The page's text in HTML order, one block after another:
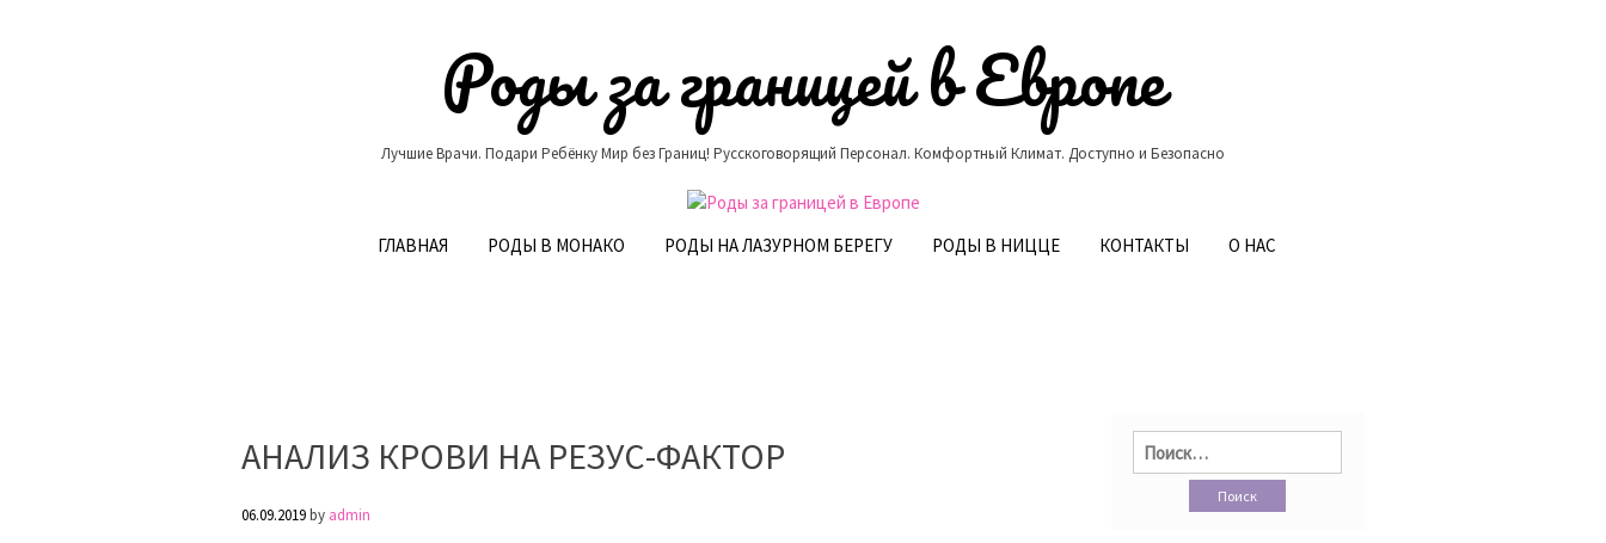
Роды за границей в Европе
Лучшие Врачи. Подари Ребёнку Мир без Границ! Русскоговорящий Персонал. Комфортный Климат. Доступно и Безопасно
ГЛАВНАЯ РОДЫ В МОНАКО РОДЫ НА ЛАЗУРНОМ БЕРЕГУ РОДЫ В НИЦЦЕ КОНТАКТЫ О НАС
АНАЛИЗ КРОВИ НА РЕЗУС-ФАКТОР
06.09.2019by admin
Найти: